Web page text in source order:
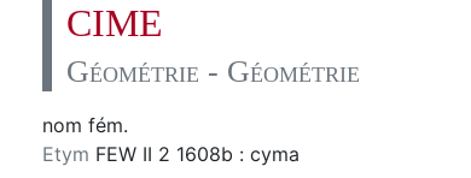
CIME
Géométrie - Géométrie
nom fém.
Etym FEW II 2 1608b : cyma